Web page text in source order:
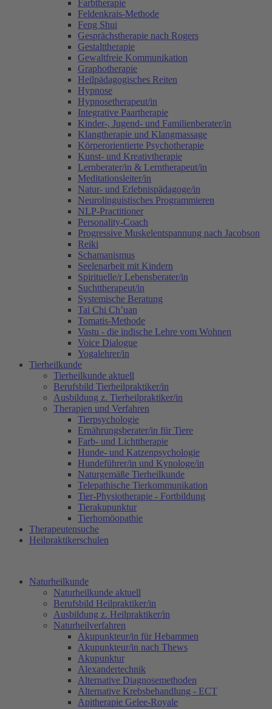
Farbtherapie
Feldenkrais-Methode
Feng Shui
Gesprächstherapie nach Rogers
Gestalttherapie
Gewaltfreie Kommunikation
Graphotherapie
Heilpädagogisches Reiten
Hypnose
Hypnosetherapeut/in
Integrative Paartherapie
Kinder-, Jugend- und Familienberater/in
Klangtherapie und Klangmassage
Körperorientierte Psychotherapie
Kunst- und Kreativtherapie
Lernberater/in & Lerntherapeut/in
Meditationsleiter/in
Natur- und Erlebnispädagoge/in
Neurolinguistisches Programmieren
NLP-Practitioner
Personality-Coach
Progressive Muskelentspannung nach Jacobson
Reiki
Schamanismus
Seelenarbeit mit Kindern
Spirituelle/r Lebensberater/in
Suchttherapeut/in
Systemische Beratung
Tai Chi Ch’uan
Tomatis-Methode
Vastu - die indische Lehre vom Wohnen
Voice Dialogue
Yogalehrer/in
Tierheilkunde
Tierheilkunde aktuell
Berufsbild Tierheilpraktiker/in
Ausbildung z. Tierheilpraktiker/in
Therapien und Verfahren
Tierpsychologie
Ernährungsberater/in für Tiere
Farb- und Lichttherapie
Hunde- und Katzenpsychologie
Hundeführer/in und Kynologe/in
Naturgemäße Tierheilkunde
Telepathische Tierkommunikation
Tier-Physiotherapie - Fortbildung
Tierakupunktur
Tierhomöopathie
Therapeutensuche
Heilpraktikerschulen
Naturheilkunde
Naturheilkunde aktuell
Berufsbild Heilpraktiker/in
Ausbildung z. Heilpraktiker/in
Naturheilverfahren
Akupunkteur/in für Hebammen
Akupunkteur/in nach Thews
Akupunktur
Alexandertechnik
Alternative Diagnosemethoden
Alternative Krebsbehandlung - ECT
Apitherapie Gelee-Royale